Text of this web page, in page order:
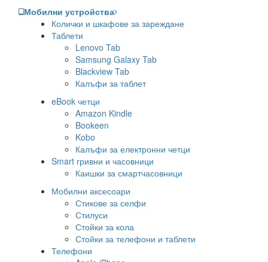
Мобилни устройства
Колички и шкафове за зареждане
Таблети
Lenovo Tab
Samsung Galaxy Tab
Blackview Tab
Калъфи за таблет
eBook четци
Amazon Kindle
Bookeen
Kobo
Калъфи за електронни четци
Smart гривни и часовници
Каишки за смартчасовници
Мобилни аксесоари
Стикове за селфи
Стилуси
Стойки за кола
Стойки за телефони и таблети
Телефони